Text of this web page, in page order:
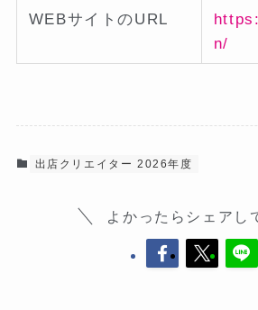
WEBサイトのURL
n/
出店クリエイター 2026年度
よかったらシェアし